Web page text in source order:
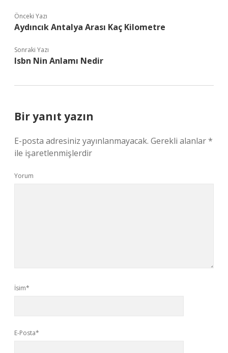
Önceki Yazı
Aydıncık Antalya Arası Kaç Kilometre
Sonraki Yazı
Isbn Nin Anlamı Nedir
Bir yanıt yazın
E-posta adresiniz yayınlanmayacak. Gerekli alanlar*
ile işaretlenmişlerdir
Yorum
İsim*
E-Posta*